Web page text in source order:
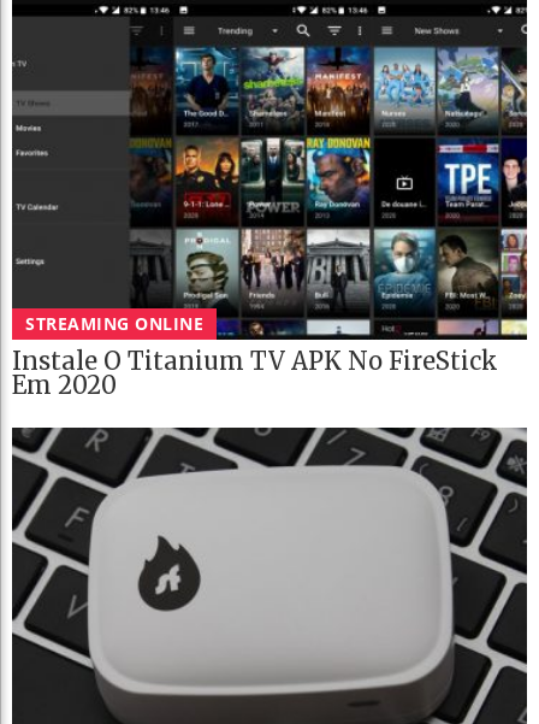
STREAMING ONLINE
Instale O Titanium TV APK No FireStick
Em 2020